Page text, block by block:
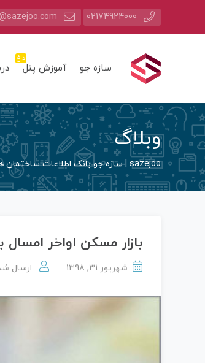
02174924000
سازه جو آموزش پنل
داغ
وبلاگ
sazejoo | سازه جو بانک اطلاعات ساختمان های در حال ساخت
بازار مسکن اواخر امسال
شهریور 31, 1398 ارسال